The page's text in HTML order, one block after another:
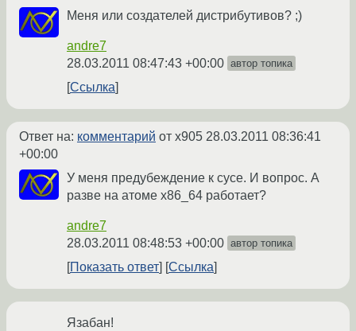
Меня или создателей дистрибутивов? ;)
andre7
28.03.2011 08:47:43 +00:00 автор топика
Ссылка
Ответ на: комментарий от x905 28.03.2011 08:36:41
+00:00
У меня предубеждение к сусе. И вопрос. А
разве на атоме х86_64 работает?
andre7
28.03.2011 08:48:53 +00:00 автор топика
Показать ответ Ссылка
Язабан!